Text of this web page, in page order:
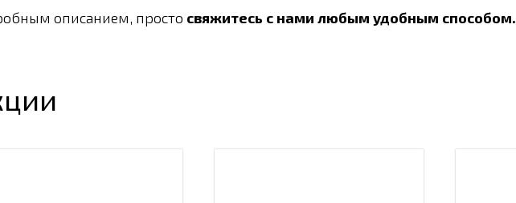
описанием, просто свяжитесь с нами любым удобным способом.